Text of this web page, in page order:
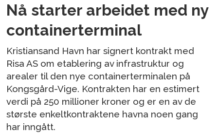
Nå starter arbeidet med ny
containerterminal
Kristiansand Havn har signert kontrakt med
Risa AS om etablering av infrastruktur og
arealer til den nye containerterminalen på
Kongsgård-Vige. Kontrakten har en estimert
verdi på 250 millioner kroner og er en av de
største enkeltkontraktene havna noen gang
har inngått.